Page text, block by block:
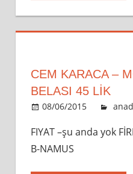
CEM KARACA –
BELASI 45 LİK
08/06/2015
FIYAT –şu anda yok
B-NAMUS